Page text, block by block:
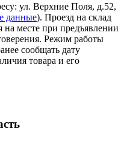
ул. Верхние Поля, д.52,
данные). Проезд на склад
месте при предъявлении
Режим работы
сообщать дату
товара и его